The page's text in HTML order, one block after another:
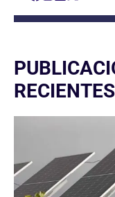
RECIENTES